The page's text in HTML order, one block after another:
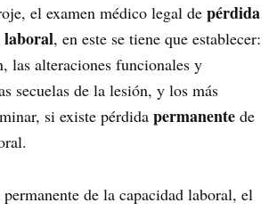
el examen médico legal de pérdida
laboral, en este se tiene que establecer:
las alteraciones funcionales y
secuelas de la lesión, y los más
si existe pérdida permanente de
de la capacidad laboral, el